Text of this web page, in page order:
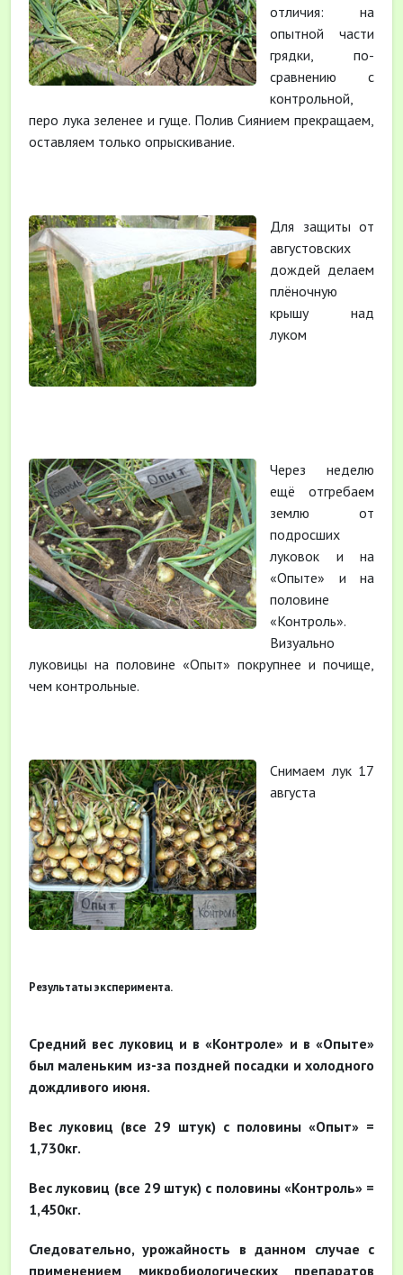
отличия: на
опытной части
грядки, по-
сравнению с
контрольной,
перо лука зеленее и гуще. Полив Сиянием прекращаем,
оставляем только опрыскивание.
Для защиты от
августовских
дождей делаем
плёночную
крышу над
луком
Через неделю
ещё отгребаем
землю от
подросших
луковок и на
«Опыте» и на
половине
«Контроль».
Визуально
луковицы на половине «Опыт» покрупнее и почище,
чем контрольные.
Снимаем лук 17
августа
Результаты эксперимента.
Средний вес луковиц и в «Контроле» и в «Опыте»
был маленьким из-за поздней посадки и холодного
дождливого июня.
Вес луковиц (все 29 штук) с половины «Опыт» =
1,730кг.
Вес луковиц (все 29 штук) с половины «Контроль» =
1,450кг.
Следовательно, урожайность в данном случае с
применением микробиологических препаратов